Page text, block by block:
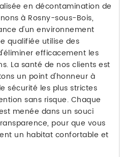
en décontamination de
à Rosny-sous-Bois,
d'un environnement
qualifiée utilise des
efficacement les
La santé de nos clients est
un point d'honneur à
sécurité les plus strictes
sans risque. Chaque
menée dans un souci
pour que vous
un habitat confortable et